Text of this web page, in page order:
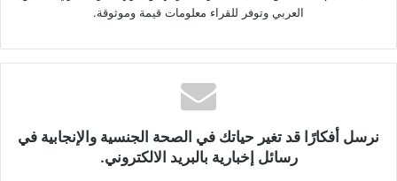
الممكنة.
ما هو لقاح فيروس الورم الحليمي
يقوم مبدأ عمله على تعريف الجهاز المناعي في الجسم بسلالات
محدّدة من الفيروس بطريقة آمنة، ممّا يُسهّل تعامله معها وضمان
التخلّص منها فور الإصابة بها وقبل ظهور الأضرار التي نخشاها، ومن
العربي وتوفر للقراء معلومات قيمة وموثوقة.
نرسل أفكارًا قد تغير حياتك في الصحة الجنسية والإنجابية في
رسائل إخبارية بالبريد الالكتروني.